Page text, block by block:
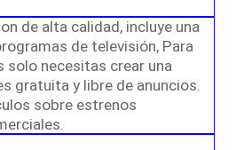
de alta calidad, incluye una
de televisión, Para
solo necesitas crear una
gratuita y libre de anuncios.
sobre estrenos